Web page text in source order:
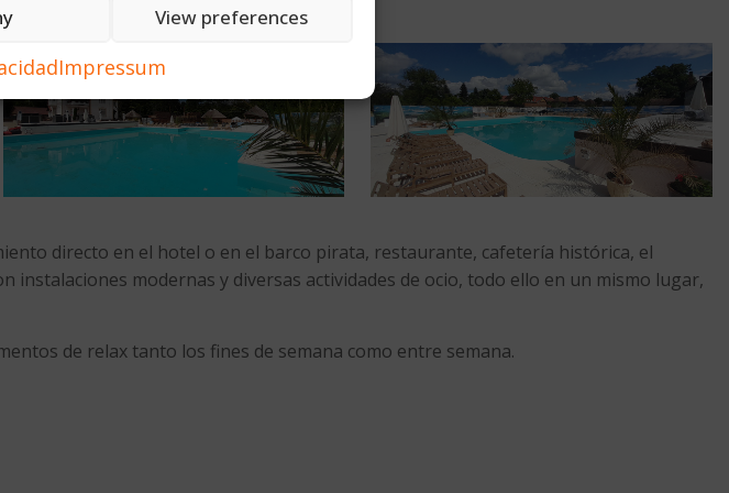
View preferences
Impressum
directo en el hotel o en el barco pirata, restaurante, cafetería histórica, el
modernas y diversas actividades de ocio, todo ello en un mismo lugar,
de relax tanto los fines de semana como entre semana.